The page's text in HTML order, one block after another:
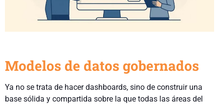
Modelos de datos gobernados
Ya no se trata de hacer dashboards, sino de construir una
base sólida y compartida sobre la que todas las áreas del